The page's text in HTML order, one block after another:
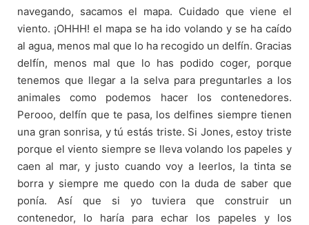
navegando, sacamos el mapa. Cuidado que viene el
viento. ¡OHHH! el mapa se ha ido volando y se ha caído
al agua, menos mal que lo ha recogido un delfín. Gracias
delfín, menos mal que lo has podido coger, porque
tenemos que llegar a la selva para preguntarles a los
animales como podemos hacer los contenedores.
Perooo, delfín que te pasa, los delfines siempre tienen
una gran sonrisa, y tú estás triste. Si Jones, estoy triste
porque el viento siempre se lleva volando los papeles y
caen al mar, y justo cuando voy a leerlos, la tinta se
borra y siempre me quedo con la duda de saber que
ponía. Así que si yo tuviera que construir un
contenedor, lo haría para echar los papeles y los